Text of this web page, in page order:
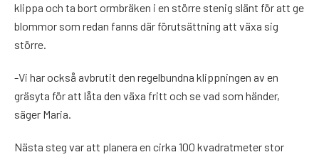
klippa och ta bort ormbräken i en större stenig slänt för att ge
blommor som redan fanns där förutsättning att växa sig
större.
-Vi har också avbrutit den regelbundna klippningen av en
gräsyta för att låta den växa fritt och se vad som händer,
säger Maria.
Nästa steg var att planera en cirka 100 kvadratmeter stor